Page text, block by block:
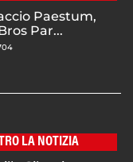
Paestum,
Par...
LA NOTIZIA